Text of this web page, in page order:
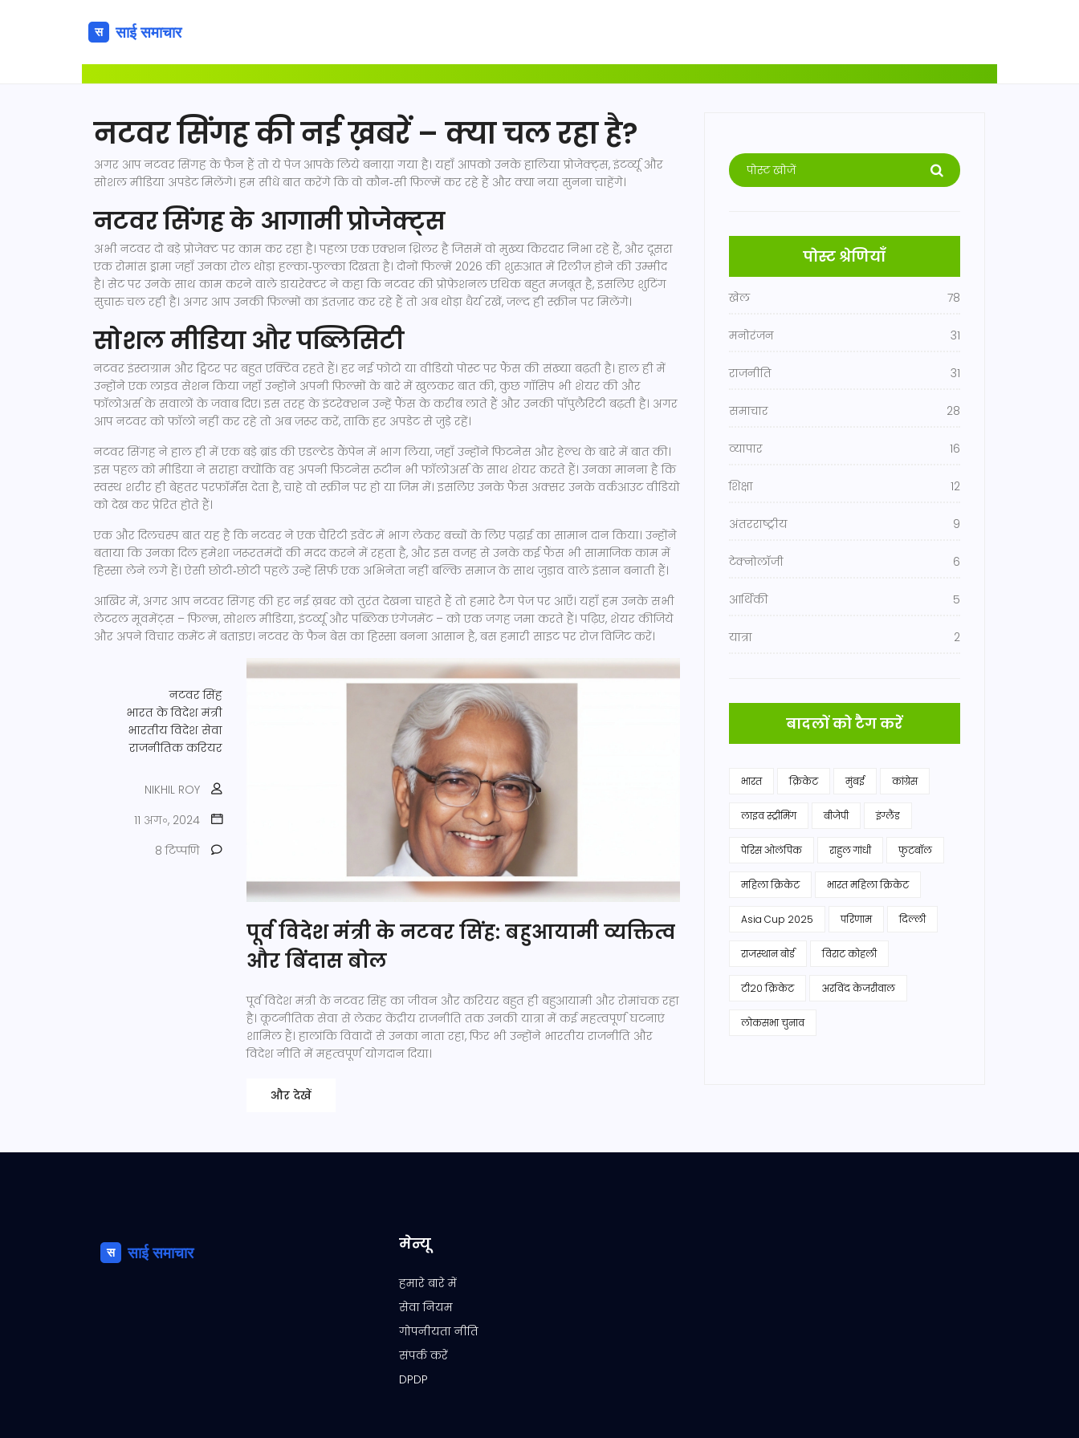
नटवर सिंगह की नई ख़बरें – क्या चल रहा है?
अगर आप नटवर सिंगह के फैन हैं तो ये पेज आपके लिये बनाय़ा गया है। यहाँ आपको उनके हालिया प्रोजेक्ट्स, इंटर्व्यू और
सोशल मीडिया अपडेट मिलेंगे। हम सीधे बात करेंगे कि वो कौन‑सी फ़िल्में कर रहे हैं और क्या नया सुनना चाहेंगे।
नटवर सिंगह के आगामी प्रोजेक्ट्स
अभी नटवर दो बड़े प्रोजेक्ट पर काम कर रहा है। पहला एक एक्शन थ्रिलर है जिसमें वो मुख्य किरदार निभा रहे हैं, और दूसरा
एक रोमांस ड्रामा जहाँ उनका रोल थोड़ा हल्का‑फुल्का दिखता है। दोनों फिल्में 2026 की शुरुआत में रिलीज़ होने की उम्मीद
है। सेट पर उनके साथ काम करने वाले डायरेक्टर ने कहा कि नटवर की प्रोफ़ेशनल एथिक बहुत मजबूत है, इसलिए शुटिंग
सुचारु चल रही है। अगर आप उनकी फ़िल्मों का इंतज़ार कर रहे हैं तो अब थोड़ा धैर्य रखें, जल्द ही स्क्रीन पर मिलेंगे।
सोशल मीडिया और पब्लिसिटी
नटवर इंस्टाग्राम और ट्विटर पर बहुत एक्टिव रहते हैं। हर नई फोटो या वीडियो पोस्ट पर फैंस की संख्या बढ़ती है। हाल ही में
उन्होंने एक लाइव सेशन किया जहाँ उन्होंने अपनी फ़िल्मों के बारे में खुलकर बात की, कुछ गॉसिप भी शेयर की और
फॉलोअर्स के सवालों के जवाब दिए। इस तरह के इंटरेक्शन उन्हें फैंस के करीब लाते हैं और उनकी पॉपुलैरिटी बढ़ती है। अगर
आप नटवर को फ़ॉलो नहीं कर रहे तो अब ज़रूर करें, ताकि हर अपडेट से जुड़े रहें।
नटवर सिंगह ने हाल ही में एक बड़े ब्रांड की एडल्टेड कैंपेन में भाग लिया, जहाँ उन्होंने फिटनेस और हेल्थ के बारे में बात की।
इस पहल को मीडिया ने सराहा क्योंकि वह अपनी फ़िटनेस रूटीन भी फॉलोअर्स के साथ शेयर करते हैं। उनका मानना है कि
स्वस्थ शरीर ही बेहतर परफ़ॉर्मेंस देता है, चाहे वो स्क्रीन पर हो या जिम में। इसलिए उनके फैंस अक्सर उनके वर्कआउट वीडियो
को देख कर प्रेरित होते हैं।
एक और दिलचस्प बात यह है कि नटवर ने एक चैरिटी इवेंट में भाग लेकर बच्चों के लिए पढ़ाई का सामान दान किया। उन्होंने
बताया कि उनका दिल हमेशा जरूरतमंदों की मदद करने में रहता है, और इस वजह से उनके कई फैंस भी सामाजिक काम में
हिस्सा लेने लगे हैं। ऐसी छोटी‑छोटी पहलें उन्हें सिर्फ़ एक अभिनेता नहीं बल्कि समाज के साथ जुड़ाव वाले इंसान बनाती हैं।
आखिर में, अगर आप नटवर सिंगह की हर नई ख़बर को तुरंत देखना चाहते हैं तो हमारे टैग पेज पर आएँ। यहाँ हम उनके सभी
लेटरल मूवमेंट्स – फिल्म, सोशल मीडिया, इंटर्व्यू और पब्लिक एंगेजमेंट – को एक जगह जमा करते हैं। पढ़िए, शेयर कीजिये
और अपने विचार कमेंट में बताइए। नटवर के फैन बेस का हिस्सा बनना आसान है, बस हमारी साइट पर रोज़ विजिट करें।
नटवर सिंह
भारत के विदेश मंत्री
भारतीय विदेश सेवा
राजनीतिक करियर
NIKHIL ROY
11 अग॰, 2024
8 टिप्पणि
पूर्व विदेश मंत्री के नटवर सिंह: बहुआयामी व्यक्तित्व
और बिंदास बोल
पूर्व विदेश मंत्री के नटवर सिंह का जीवन और करियर बहुत ही बहुआयामी और रोमांचक रहा
है। कूटनीतिक सेवा से लेकर केंद्रीय राजनीति तक उनकी यात्रा में कई महत्वपूर्ण घटनाएं
शामिल हैं। हालांकि विवादों से उनका नाता रहा, फिर भी उन्होंने भारतीय राजनीति और
विदेश नीति में महत्वपूर्ण योगदान दिया।
और देखें
पोस्ट श्रेणियाँ
खेल 78
मनोरंजन 31
राजनीति 31
समाचार 28
व्यापार 16
शिक्षा 12
अंतरराष्ट्रीय 9
टेक्नोलॉजी 6
आर्थिकी 5
यात्रा 2
बादलों को टैग करें
भारत क्रिकेट मुंबई कांग्रेस
लाइव स्ट्रीमिंग बीजेपी इंग्लैंड
पेरिस ओलंपिक राहुल गांधी फुटबॉल
महिला क्रिकेट भारत महिला क्रिकेट
Asia Cup 2025 परिणाम दिल्ली
राजस्थान बोर्ड विराट कोहली
टी20 क्रिकेट अरविंद केजरीवाल
लोकसभा चुनाव
मेन्यू
हमारे बारे में
सेवा नियम
गोपनीयता नीति
संपर्क करें
DPDP